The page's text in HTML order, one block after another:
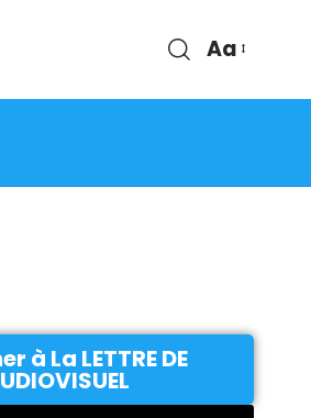
Aa
à La LETTRE DE